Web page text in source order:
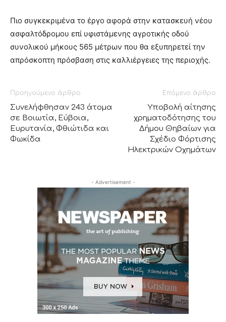
Πιο συγκεκριμένα το έργο αφορά στην κατασκευή νέου
ασφαλτόδρομου επί υφιστάμενης αγροτικής οδού
συνολικού μήκους 565 μέτρων που θα εξυπηρετεί την
απρόσκοπτη πρόσβαση στις καλλιέργειες της περιοχής.
Προηγούμενο άρθρο
Συνελήφθησαν 243 άτομα
σε Βοιωτία, Εύβοια,
Ευρυτανία, Φθιώτιδα και
Φωκίδα
Επόμενο άρθρο
Υποβολή αίτησης
χρηματοδότησης του
Δήμου Θηβαίων για
Σχέδιο Φόρτισης
Ηλεκτρικών Οχημάτων
- Advertisement -